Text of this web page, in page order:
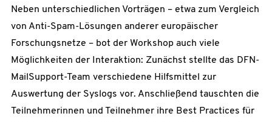
Neben unterschiedlichen Vorträgen – etwa zum Vergleich
von Anti-Spam-Lösungen anderer europäischer
Forschungsnetze – bot der Workshop auch viele
Möglichkeiten der Interaktion: Zunächst stellte das DFN-
MailSupport-Team verschiedene Hilfsmittel zur
Auswertung der Syslogs vor. Anschließend tauschten die
Teilnehmerinnen und Teilnehmer ihre Best Practices für